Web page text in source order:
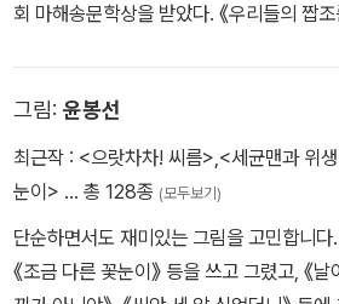
회 마해송문학상을 받았다. 《우리들의 짭조
그림: 윤봉선
최근작 : <으랏차차! 씨름>,<세균맨과 위
눈이> … 총 128종 (모두보기)
단순하면서도 재미있는 그림을 고민합니다. 《세균맨과 위생 특공대》,
《조금 다른 꽃눈이》 등을 쓰고 그렸고, 《날